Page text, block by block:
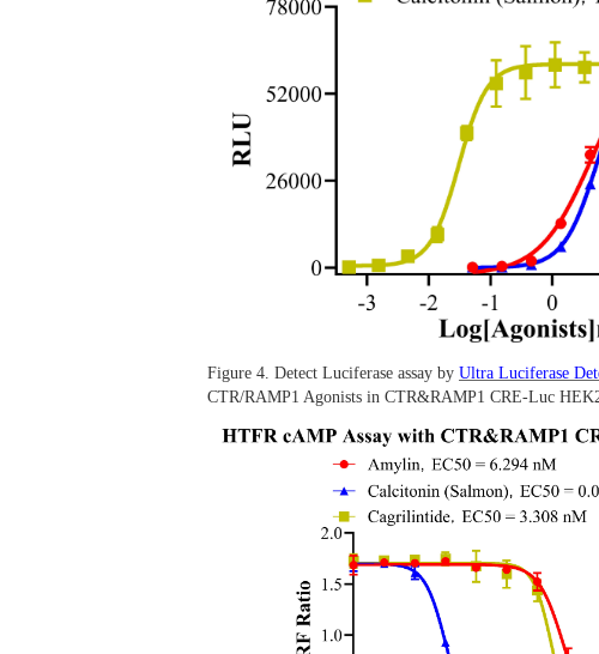
Figure 4. Detect Luciferase assay by Ultra Luciferase
CTR/RAMP1 Agonists in CTR&RAMP1 CRE-Luc